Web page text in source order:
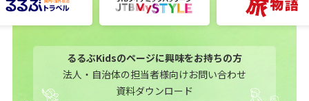
るるぶKidsのページに興味をお持ちの方
法人・自治体の担当者様向けお問い合わせ
資料ダウンロード